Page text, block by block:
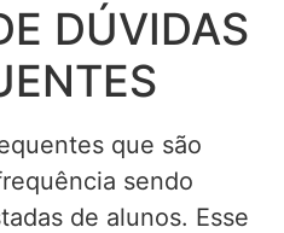
DÚVIDAS
que são
sendo
de alunos. Esse